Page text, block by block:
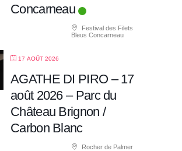
Concarneau
Festival des Filets
Bleus Concarneau
17 AOÛT 2026
AGATHE DI PIRO – 17
août 2026 – Parc du
Château Brignon /
Carbon Blanc
Rocher de Palmer